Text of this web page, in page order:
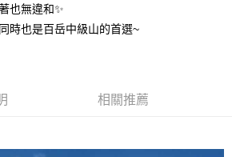
及費用金額請依後續交易確認頁面所載為準。
前往確認交易或遇審核未通過，訂單將自動取
過狀況，表示未達大哥付你分期系統評分，恕無
，可選擇「超商條碼／台灣大直營門市／銀行轉
不需綁卡、不需儲值。
先享後付」後，將跳轉至「AFTEE先享後付」
也無違和✨
時也是百岳中級山的首選~
相關推薦